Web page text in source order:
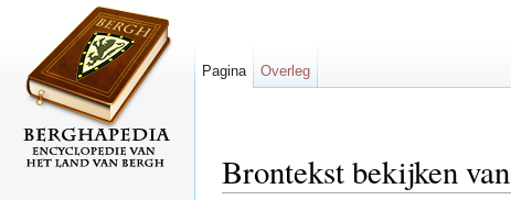
Brontekst bekijken
Pagina Overleg